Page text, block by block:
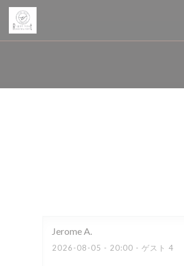
クッキー利用の管理について
JeromeA
2026-08-05 - 20:00 - ゲスト 4